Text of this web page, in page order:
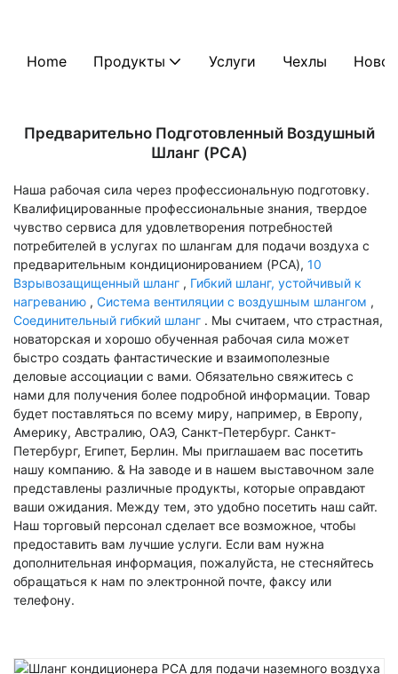
Home Продукты Услуги Чехлы
Предварительно Подготовленный Воздушный
Шланг (PCA)
Наша рабочая сила через профессиональную подготовку.
Квалифицированные профессиональные знания, твердое
чувство сервиса для удовлетворения потребностей
потребителей в услугах по шлангам для подачи воздуха с
предварительным кондиционированием (PCA), 10
Взрывозащищенный шланг , Гибкий шланг, устойчивый к
нагреванию , Система вентиляции с воздушным шлангом ,
Соединительный гибкий шланг . Мы считаем, что страстная,
новаторская и хорошо обученная рабочая сила может
быстро создать фантастические и взаимополезные
деловые ассоциации с вами. Обязательно свяжитесь с
нами для получения более подробной информации. Товар
будет поставляться по всему миру, например, в Европу,
Америку, Австралию, ОАЭ, Санкт-Петербург. Санкт-
Петербург, Египет, Берлин. Мы приглашаем вас посетить
нашу компанию. & На заводе и в нашем выставочном зале
представлены различные продукты, которые оправдают
ваши ожидания. Между тем, это удобно посетить наш сайт.
Наш торговый персонал сделает все возможное, чтобы
предоставить вам лучшие услуги. Если вам нужна
дополнительная информация, пожалуйста, не стесняйтесь
обращаться к нам по электронной почте, факсу или
телефону.